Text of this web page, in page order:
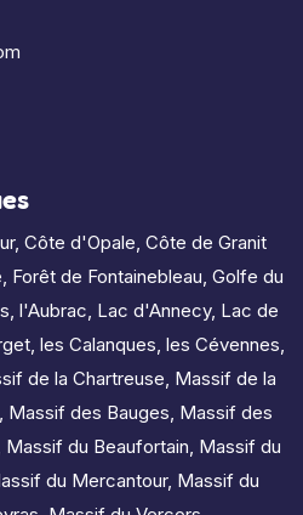
, Côte d'Opale, Côte de Granit
, Forêt de Fontainebleau, Golfe du
, l'Aubrac, Lac d'Annecy, Lac de
, les Calanques, les Cévennes,
de la Chartreuse, Massif de la
, Massif des Bauges, Massif des
Massif du Beaufortain, Massif du
du Mercantour, Massif du